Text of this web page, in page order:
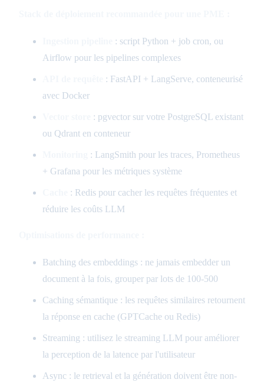
: script Python + job cron, ou
Airflow pour les pipelines complexes
: FastAPI + LangServe, conteneurisé
avec Docker
: pgvector sur votre PostgreSQL existant
ou Qdrant en conteneur
: LangSmith pour les traces, Prometheus
+ Grafana pour les métriques système
: Redis pour cacher les requêtes fréquentes et
réduire les coûts LLM
Batching des embeddings : ne jamais embedder un
document à la fois, grouper par lots de 100-500
Caching sémantique : les requêtes similaires retournent
la réponse en cache (GPTCache ou Redis)
Streaming : utilisez le streaming LLM pour améliorer
la perception de la latence par l'utilisateur
Async : le retrieval et la génération doivent être non-